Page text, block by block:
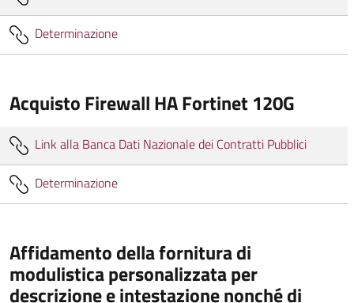
Determinazione
Acquisto Firewall HA Fortinet 120G
Link alla Banca Dati Nazionale dei Contratti Pubblici
Determinazione
Affidamento della fornitura di
modulistica personalizzata per
descrizione e intestazione nonché di